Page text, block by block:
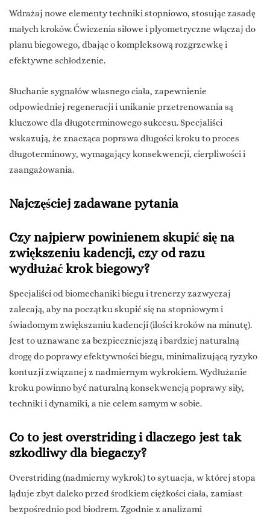
Wdrażaj nowe elementy techniki stopniowo, stosując zasadę
małych kroków. Ćwiczenia siłowe i plyometryczne włączaj do
planu biegowego, dbając o kompleksową rozgrzewkę i
efektywne schłodzenie.
Słuchanie sygnałów własnego ciała, zapewnienie
odpowiedniej regeneracji i unikanie przetrenowania są
kluczowe dla długoterminowego sukcesu. Specjaliści
wskazują, że znacząca poprawa długości kroku to proces
długoterminowy, wymagający konsekwencji, cierpliwości i
zaangażowania.
Najczęściej zadawane pytania
Czy najpierw powinienem skupić się na
zwiększeniu kadencji, czy od razu
wydłużać krok biegowy?
Specjaliści od biomechaniki biegu i trenerzy zazwyczaj
zalecają, aby na początku skupić się na stopniowym i
świadomym zwiększaniu kadencji (ilości kroków na minutę).
Jest to uznawane za bezpieczniejszą i bardziej naturalną
drogę do poprawy efektywności biegu, minimalizującą ryzyko
kontuzji związanej z nadmiernym wykrokiem. Wydłużanie
kroku powinno być naturalną konsekwencją poprawy siły,
techniki i dynamiki, a nie celem samym w sobie.
Co to jest overstriding i dlaczego jest tak
szkodliwy dla biegaczy?
Overstriding (nadmierny wykrok) to sytuacja, w której stopa
ląduje zbyt daleko przed środkiem ciężkości ciała, zamiast
bezpośrednio pod biodrem. Zgodnie z analizami